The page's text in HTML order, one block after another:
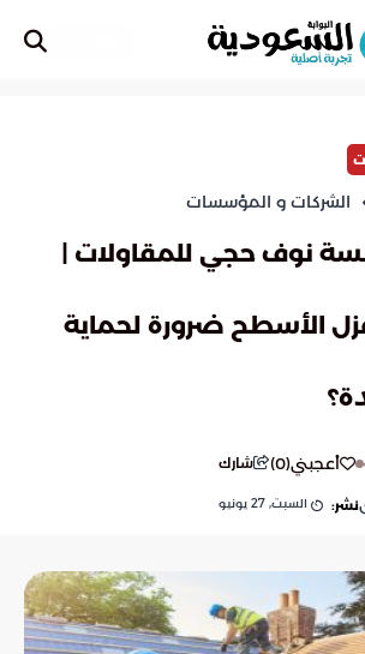
الشركات و المؤسسات
نوف حجي للمقاولات |
الأسطح ضرورة لحماية
أعجبني(
0
) شارك
نشر: السبت, 27 يونيو